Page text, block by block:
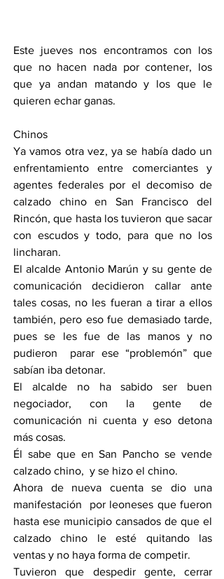
Este jueves nos encontramos con los
que no hacen nada por contener, los
que ya andan matando y los que le
quieren echar ganas.
Chinos
Ya vamos otra vez, ya se había dado un
enfrentamiento entre comerciantes y
agentes federales por el decomiso de
calzado chino en San Francisco del
Rincón, que hasta los tuvieron que sacar
con escudos y todo, para que no los
lincharan.
El alcalde Antonio Marún y su gente de
comunicación decidieron callar ante
tales cosas, no les fueran a tirar a ellos
también, pero eso fue demasiado tarde,
pues se les fue de las manos y no
pudieron  parar ese “problemón” que
sabían iba detonar.
El alcalde no ha sabido ser buen
negociador, con la gente de
comunicación ni cuenta y eso detona
más cosas.
Él sabe que en San Pancho se vende
calzado chino,  y se hizo el chino.
Ahora de nueva cuenta se dio una
manifestación  por leoneses que fueron
hasta ese municipio cansados de que el
calzado chino le esté quitando las
ventas y no haya forma de competir.
Tuvieron que despedir gente, cerrar